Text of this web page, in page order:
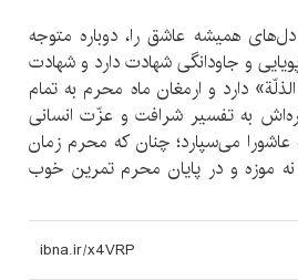
همیشه عاشق را، دوباره متوجه
و جاودانگی شهادت دارد و شهادت
دارد و ارمغان ماه محرم به تمام
به تفسیر شرافت و عزّت انسانی
عاشورا می‌سپارد؛ چنان که محرم زمان
موزه و در پایان محرم تمرین خوب